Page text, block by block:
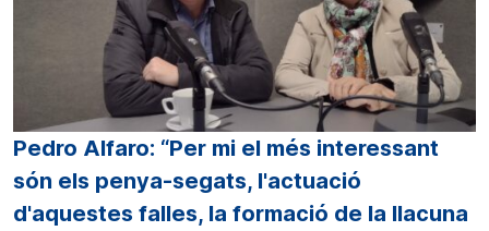
Pedro Alfaro: “Per mi el més interessant
són els penya-segats, l'actuació
d'aquestes falles, la formació de la llacuna